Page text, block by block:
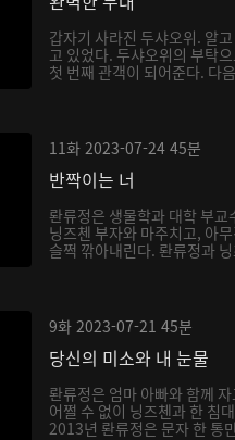
갑자기 사라진 두샤오위. 알
고 있었다. 두샤오위의 부탁
첫 번째 관객이 되어준다. 다
11화 2023-07-24 45분
반짝이는 너
롼류정은 생물학과 대학 부
닝즈첸 부자와 마주치고, 아
슬쩍 깎아내린다. 롼류정과
9화 2023-07-21 45분
당신의 미소와 내 눈물
롼류정은 엄마 아빠와 함께
어쩔 수 없이 닝즈첸과 한 침
2013년 롼류정은 문자 한 통